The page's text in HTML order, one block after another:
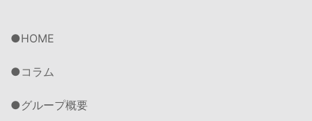
HOME
コラム
グループ概要